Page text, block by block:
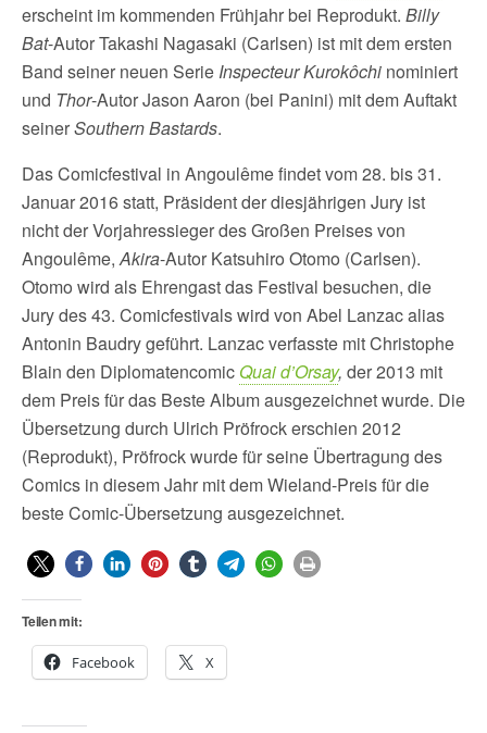
erscheint im kommenden Frühjahr bei Reprodukt. Billy
Bat-Autor Takashi Nagasaki (Carlsen) ist mit dem ersten
Band seiner neuen Serie Inspecteur Kurokôchi nominiert
und Thor-Autor Jason Aaron (bei Panini) mit dem Auftakt
seinerSouthern Bastards.
Das Comicfestival in Angoulême findet vom 28. bis 31.
Januar 2016 statt, Präsident der diesjährigen Jury ist
nicht der Vorjahressieger des Großen Preises von
Angoulême,Akira-Autor Katsuhiro Otomo (Carlsen).
Otomo wird als Ehrengast das Festival besuchen, die
Jury des 43. Comicfestivals wird von Abel Lanzac alias
Antonin Baudry geführt. Lanzac verfasste mit Christophe
Blain den Diplomatencomic Quai d’Orsay, der 2013 mit
dem Preis für das Beste Album ausgezeichnet wurde. Die
Übersetzung durch Ulrich Pröfrock erschien 2012
(Reprodukt), Pröfrock wurde für seine Übertragung des
Comics in diesem Jahr mit dem Wieland-Preis für die
beste Comic-Übersetzung ausgezeichnet.
Teilen mit:
Facebook X